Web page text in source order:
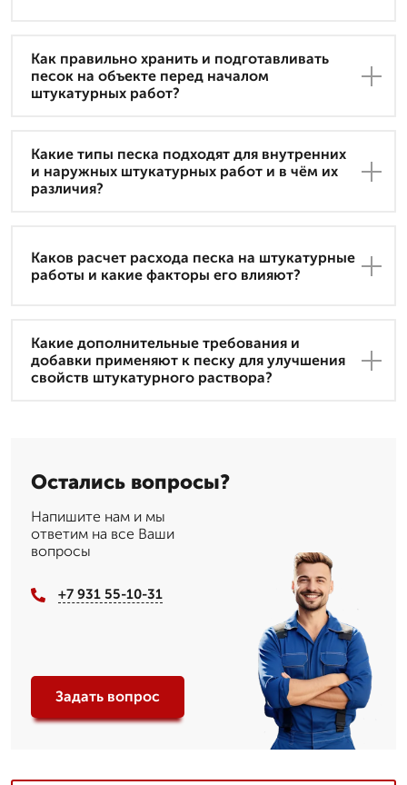
Как правильно хранить и подготавливать
песок на объекте перед началом
штукатурных работ?
Какие типы песка подходят для внутренних
и наружных штукатурных работ и в чём их
различия?
Каков расчет расхода песка на штукатурные
работы и какие факторы его влияют?
Какие дополнительные требования и
добавки применяют к песку для улучшения
свойств штукатурного раствора?
Остались вопросы?
Напишите нам и мы
ответим на все Ваши
вопросы
+7 931 55-10-31
Задать вопрос